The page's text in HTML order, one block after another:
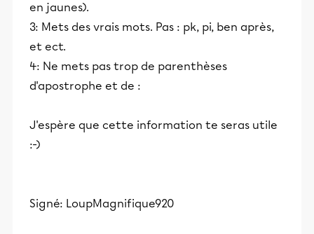
en jaunes).
3: Mets des vrais mots. Pas : pk, pi, ben après,
et ect.
4: Ne mets pas trop de parenthèses
d'apostrophe et de :
J'espère que cette information te seras utile
:-)
Signé: LoupMagnifique920